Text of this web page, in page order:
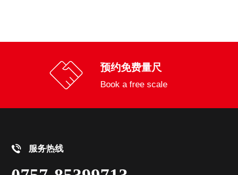
预约免费量尺
Book a free scale
服务热线